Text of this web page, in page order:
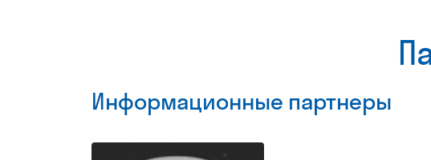
Информационные партнеры